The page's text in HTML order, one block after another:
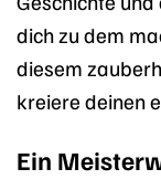
dich zu dem
diesem
kreiere deinen
Ein